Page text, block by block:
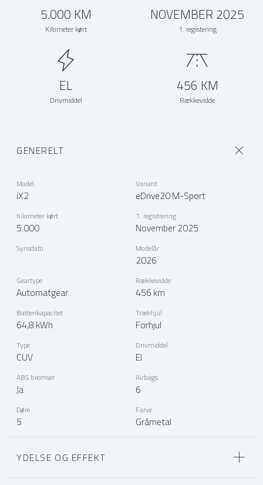
5.000 KM
Kilometer kørt
NOVEMBER 2025
1. registering
EL
Drivmiddel
456 KM
Rækkevidde
GENERELT
Model
iX2
Variant
eDrive20 M-Sport
Kilometer kørt
5.000
1. registrering
November 2025
Synsdato Modelår
2026
Geartype
Automatgear
Rækkevidde
456 km
Batterikapacitet
64,8 kWh
Trækhjul
Forhjul
Type
CUV
Drivmiddel
El
ABS bremser
Ja
Airbags
6
Døre
5
Farve
Gråmetal
YDELSE OG EFFEKT